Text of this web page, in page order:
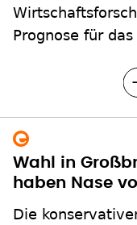
Prognose für
Wahl in
haben Nase
Die